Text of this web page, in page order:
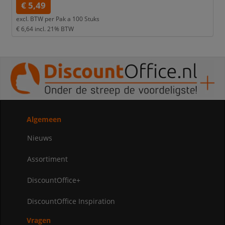
€ 5,49
excl. BTW per Pak a 100 Stuks
€ 6,64 incl. 21% BTW
Algemeen
Nieuws
Assortiment
DiscountOffice+
DiscountOffice Inspiration
Vragen